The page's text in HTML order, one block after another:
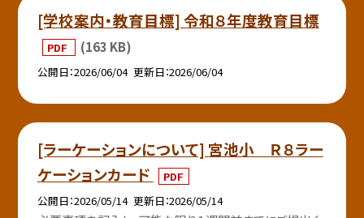
[学校案内・教育目標] 令和８年度教育目標
PDF (163 KB)
公開日 2026/06/04 更新日 2026/06/04
[ラーケーションについて] 宮池小 Ｒ８ラー
ケーションカード
PDF
公開日 2026/05/14 更新日 2026/05/14